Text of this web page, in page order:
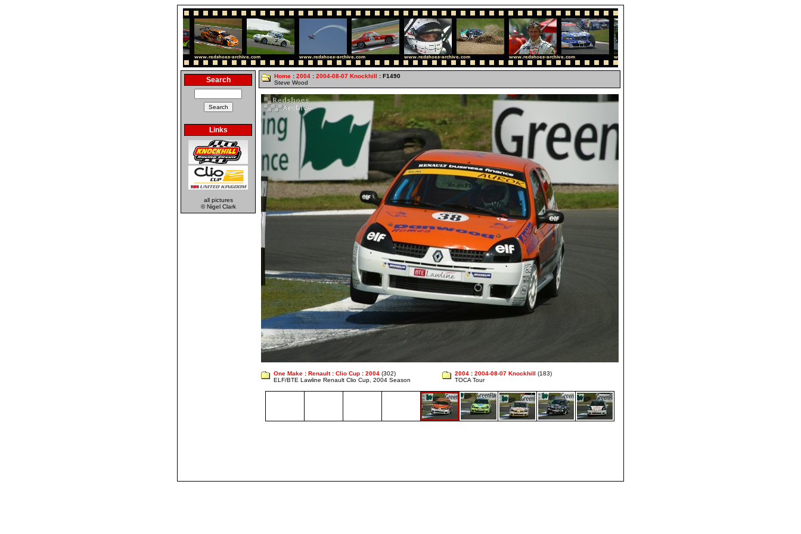
Search
Links
all pictures
© Nigel Clark
Home : 2004 : 2004-08-07 Knockhill : F1490
Steve Wood
One Make : Renault: Clio Cup : 2004 (302)
ELF/BTE Lawline Renault Clio Cup, 2004 Season
2004 : 2004-08-07 Knockhill (183)
TOCA Tour